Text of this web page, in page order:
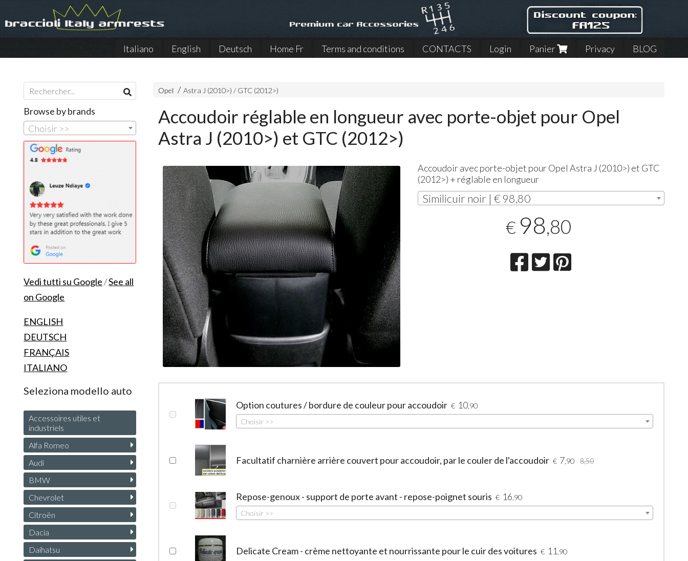
Italiano English Deutsch Home Fr Terms and conditions CONTACTS Login Panier Privacy BLOG
Opel Astra J (2010>) / GTC (2012>)
Accoudoir réglable en longueur avec porte-objet pour Opel
Astra J (2010>) et GTC (2012>)
Accoudoir avec porte-objet pour Opel Astra J (2010>) et GTC
(2012>) + réglable en longueur
Similicuir noir | € 98,80
€ 98,80
Option coutures / bordure de couleur pour accoudoir € 10 ,90
Choisir >>
Facultatif charnière arrière couvert pour accoudoir, par le couler de l'accoudoir € 7 ,90 8,50
Repose-genoux - support de porte avant - repose-poignet souris € 16 ,90
Choisir >>
Delicate Cream - crème nettoyante et nourrissante pour le cuir des voitures € 11 ,90
Browse by brands
Choisir >>
Vedi tutti su Google/See all
on Google
ENGLISH
DEUTSCH
FRANÇAIS
ITALIANO
Seleziona modello auto
Accessoires utiles et
industriels
Alfa Romeo
Audi
BMW
Chevrolet
Citroën
Dacia
Daihatsu